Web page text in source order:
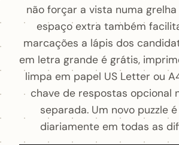
não forçar a vista numa grelha
espaço extra também
marcações a lápis dos
em letra grande é grátis,
limpa em papel US Letter ou
chave de respostas opcional
separada. Um novo puzzle
diariamente em todas as